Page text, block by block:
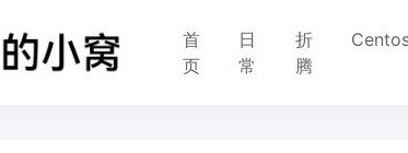
首
页
日
常
折
腾